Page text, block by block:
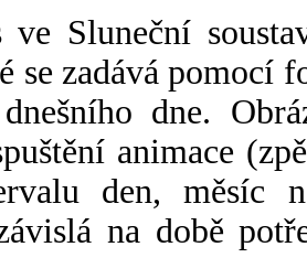
ve Sluneční
se zadává pomocí
dne.
animace
den, měsíc
na době